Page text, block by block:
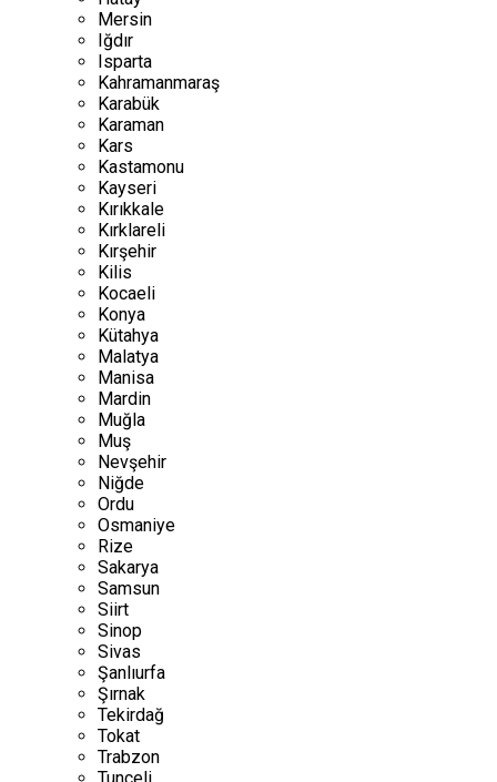
Mersin
Iğdır
Isparta
Kahramanmaraş
Karabük
Karaman
Kars
Kastamonu
Kayseri
Kırıkkale
Kırklareli
Kırşehir
Kilis
Kocaeli
Konya
Kütahya
Malatya
Manisa
Mardin
Muğla
Muş
Nevşehir
Niğde
Ordu
Osmaniye
Rize
Sakarya
Samsun
Siirt
Sinop
Sivas
Şanlıurfa
Şırnak
Tekirdağ
Tokat
Trabzon